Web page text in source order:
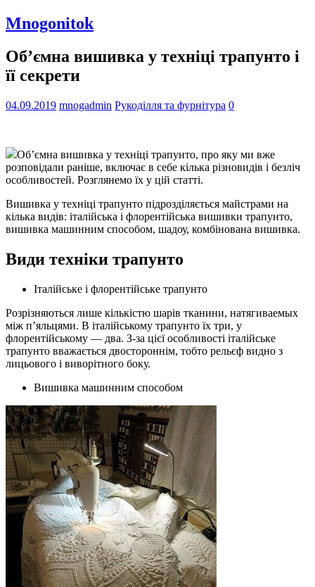
Mnogonitok
Об’ємна вишивка у техніці трапунто і
її секрети
04.09.2019 mnogadmin Рукоділля та фурнітура 0
Об’ємна вишивка у техніці трапунто, про яку ми вже
розповідали раніше, включає в себе кілька різновидів і безліч
особливостей. Розглянемо їх у цій статті.
Вишивка у техніці трапунто підрозділяється майстрами на
кілька видів: італійська і флорентійська вишивки трапунто,
вишивка машинним способом, шадоу, комбінована вишивка.
Види техніки трапунто
Італійське і флорентійське трапунто
Розрізняються лише кількістю шарів тканини, натягиваемых
між п’яльцями. В італійському трапунто їх три, у
флорентійському — два. З-за цієї особливості італійське
трапунто вважається двостороннім, тобто рельєф видно з
лицьового і виворітного боку.
Вишивка машинним способом